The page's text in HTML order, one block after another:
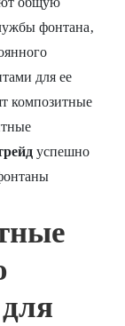
фонтана‚
для ее
композитные
успешно